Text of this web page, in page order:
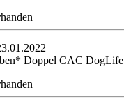
Doppel CAC DogLife